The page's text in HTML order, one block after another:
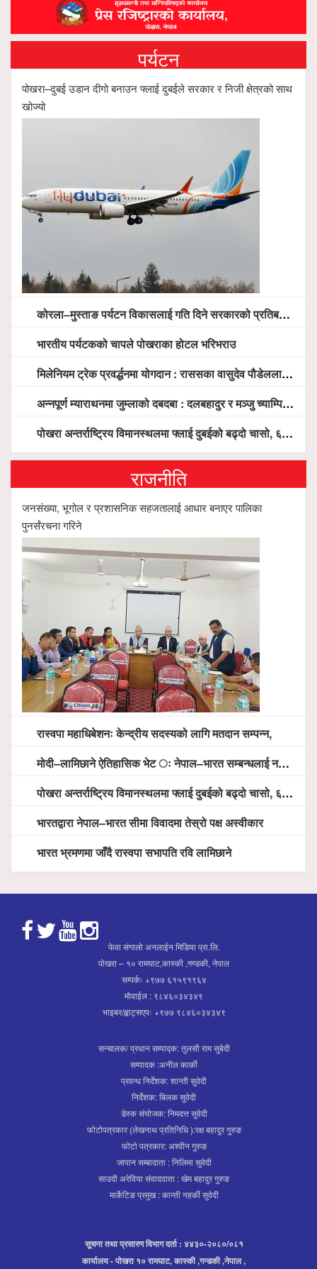
पर्यटन
पोखरा–दुबई उडान दीगो बनाउन फ्लाई दुबईले सरकार र निजी क्षेत्रको साथ
खोज्यो
कोरला–मुस्ताङ पर्यटन विकासलाई गति दिने सरकारको प्रतिबद्धता, स्थानीय सरोकारवालासँग व्यापक छलफल
भारतीय पर्यटकको चापले पोखराका होटल भरिभराउ
मिलेनियम ट्रेक प्रवर्द्धनमा योगदान : राससका वासुदेव पौडेललाई ‘मिलेनियम ट्रेक अवार्ड’ प्रदान गरिने
अन्नपूर्ण म्याराथनमा जुम्लाको दबदबा : दलबहादुर र मञ्जु च्याम्पियन, नगदसहित भव्य सम्मान
पोखरा अन्तर्राष्ट्रिय विमानस्थलमा फ्लाई दुबईको बढ्दो चासो, ६ घण्टा लामो प्राविधिक निरीक्षणपछि दैनिक उडानको ढोका खुल्दै
राजनीति
जनसंख्या, भूगोल र प्रशासनिक सहजतालाई आधार बनाएर पालिका
पुनर्संरचना गरिने
रास्वपा महाधिबेशनः केन्द्रीय सदस्यको लागि मतदान सम्पन्न,
मोदी–लामिछाने ऐतिहासिक भेट ः नेपाल–भारत सम्बन्धलाई नयाँ उचाइमा पु¥याउने साझा प्रतिबद्धता
पोखरा अन्तर्राष्ट्रिय विमानस्थलमा फ्लाई दुबईको बढ्दो चासो, ६ घण्टा लामो प्राविधिक निरीक्षणपछि दैनिक उडानको ढोका खुल्दै
भारतद्वारा नेपाल–भारत सीमा विवादमा तेस्रो पक्ष अस्वीकार
भारत भ्रमणमा जाँदै रास्वपा सभापति रवि लामिछाने
फेवा संगालो अनलाईन मिडिया प्रा.लि.
पोखरा – १० रामघाट,कास्की ,गण्डकी, नेपाल
सम्पर्कः +९७७ ६१५९१९६४
मोवाईल : ९८४६०३४३४९
भाइबर/ह्वाट्सएपः +९७७ ९८४६०३४३४९
सन्चालक/ प्रधान सम्पाद्क: तुलसी राम सुबेदी
सम्पादक :अनील कार्की
प्रवन्ध निर्देशक: शान्ती सुवेदी
निर्देशक: बिलक सुवेदी
डेस्क संयोजक: निमदत्त सुवेदी
फोटोपत्रकार (लेखनाथ प्रतिनिधि ):रक्ष बहादुर गुरुङ
फोटो पत्रकार: अश्वीन गुरुङ
जापान सम्बादाता : निलिमा सुवेदी
साउदी अरेविया संवाददाता : खेम बहादुर गुरुङ
मार्केटिङ प्रमुख : कान्ती नहर्की सुवेदी
सूचना तथा प्रसारण विभाग दर्ता : ४४३०-२०८०/०८१
कार्यालय - पोखरा १० रामघाट, कास्की ,गन्डकी ,नेपाल ,